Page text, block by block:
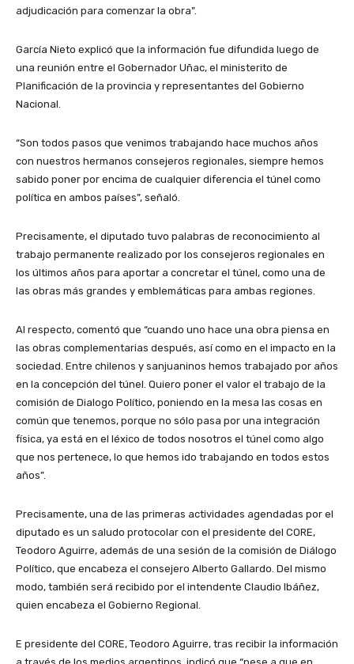
adjudicación para comenzar la obra”.
García Nieto explicó que la información fue difundida luego de
una reunión entre el Gobernador Uñac, el ministerito de
Planificación de la provincia y representantes del Gobierno
Nacional.
“Son todos pasos que venimos trabajando hace muchos años
con nuestros hermanos consejeros regionales, siempre hemos
sabido poner por encima de cualquier diferencia el túnel como
política en ambos países”, señaló.
Precisamente, el diputado tuvo palabras de reconocimiento al
trabajo permanente realizado por los consejeros regionales en
los últimos años para aportar a concretar el túnel, como una de
las obras más grandes y emblemáticas para ambas regiones.
Al respecto, comentó que “cuando uno hace una obra piensa en
las obras complementarias después, así como en el impacto en la
sociedad. Entre chilenos y sanjuaninos hemos trabajado por años
en la concepción del túnel. Quiero poner el valor el trabajo de la
comisión de Dialogo Político, poniendo en la mesa las cosas en
común que tenemos, porque no sólo pasa por una integración
física, ya está en el léxico de todos nosotros el túnel como algo
que nos pertenece, lo que hemos ido trabajando en todos estos
años”.
Precisamente, una de las primeras actividades agendadas por el
diputado es un saludo protocolar con el presidente del CORE,
Teodoro Aguirre, además de una sesión de la comisión de Diálogo
Político, que encabeza el consejero Alberto Gallardo. Del mismo
modo, también será recibido por el intendente Claudio Ibáñez,
quien encabeza el Gobierno Regional.
E presidente del CORE, Teodoro Aguirre, tras recibir la información